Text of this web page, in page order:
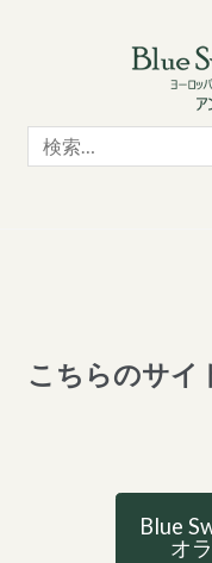
検
索:
こちらのサイ
Blue
オ